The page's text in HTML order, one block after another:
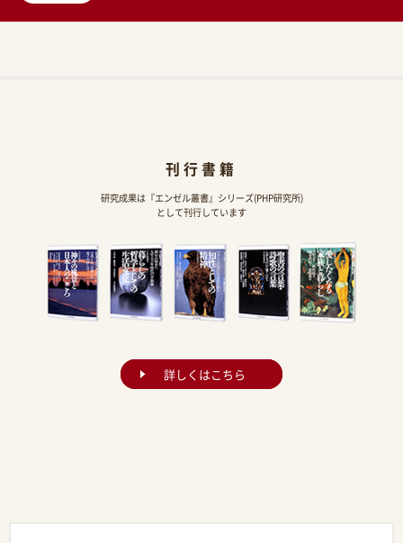
刊行書籍
研究成果は『エンゼル叢書』シリーズ(PHP研究所)
として刊行しています
詳しくはこちら